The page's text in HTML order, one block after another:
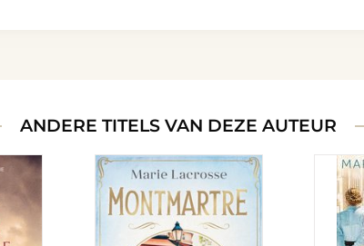
ANDERE TITELS VAN DEZE AUTEUR